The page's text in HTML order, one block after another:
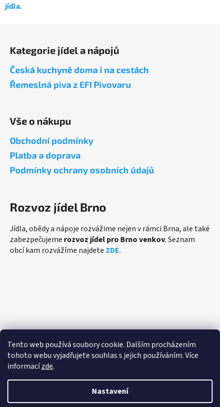
Tento web používá soubory cookie. Dalším procházením
tohoto webu vyjadřujete souhlas s jejich používáním. Více
informacízde.
Nastavení
jídla.
Kategorie jídel a nápojů
Česká kuchyně doma i na cestách
Řemeslná piva z EFI Pivovaru
Vše o nákupu
Obchodní podmínky
Platba a doprava
Podmínky ochrany osobních údajů
Rozvoz jídel Brno
Jídla, obědy a nápoje rozvážime nejen v rámci Brna, ale také
zabezpečujeme rozvoz jídel pro Brno venkov. Seznam
obcí kam rozvážíme najdete ZDE.
Přijímáme online platby